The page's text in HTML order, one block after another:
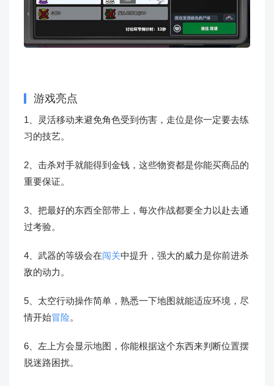
游戏亮点
1、灵活移动来避免角色受到伤害，走位是你一定要去练
习的技艺。
2、击杀对手就能得到金钱，这些物资都是你能买商品的
重要保证。
3、把最好的东西全部带上，每次作战都要全力以赴去通
过考验。
4、武器的等级会在闯关中提升，强大的威力是你前进杀
敌的动力。
5、太空行动操作简单，熟悉一下地图就能适应环境，尽
情开始冒险。
6、左上方会显示地图，你能根据这个东西来判断位置摆
脱迷路困扰。